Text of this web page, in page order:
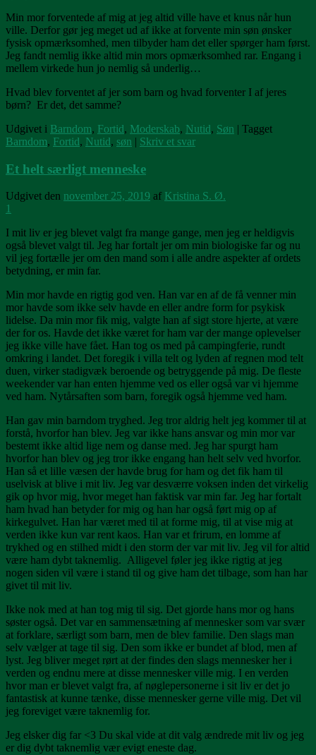
Min mor forventede af mig at jeg altid ville have et knus når hun
ville. Derfor gør jeg meget ud af ikke at forvente min søn ønsker
fysisk opmærksomhed, men tilbyder ham det eller spørger ham først.
Jeg fandt nemlig ikke altid min mors opmærksomhed rar. Engang i
mellem virkede hun jo nemlig så underlig…
Hvad blev forventet af jer som barn og hvad forventer I af jeres
børn? Er det, det samme?
Udgivet i Barndom, Fortid, Moderskab, Nutid, Søn | Tagget
Barndom, Fortid, Nutid, søn | Skriv et svar
Et helt særligt menneske
Udgivet den november 25, 2019 af Kristina S. Ø.
1
I mit liv er jeg blevet valgt fra mange gange, men jeg er heldigvis
også blevet valgt til. Jeg har fortalt jer om min biologiske far og nu
vil jeg fortælle jer om den mand som i alle andre aspekter af ordets
betydning, er min far.
Min mor havde en rigtig god ven. Han var en af de få venner min
mor havde som ikke selv havde en eller andre form for psykisk
lidelse. Da min mor fik mig, valgte han af sigt store hjerte, at være
der for os. Havde det ikke været for ham var der mange oplevelser
jeg ikke ville have fået. Han tog os med på campingferie, rundt
omkring i landet. Det foregik i villa telt og lyden af regnen mod telt
duen, virker stadigvæk beroende og betryggende på mig. De fleste
weekender var han enten hjemme ved os eller også var vi hjemme
ved ham. Nytårsaften som barn, foregik også hjemme ved ham.
Han gav min barndom tryghed. Jeg tror aldrig helt jeg kommer til at
forstå, hvorfor han blev. Jeg var ikke hans ansvar og min mor var
bestemt ikke altid lige nem og danse med. Jeg har spurgt ham
hvorfor han blev og jeg tror ikke engang han helt selv ved hvorfor.
Han så et lille væsen der havde brug for ham og det fik ham til
uselvisk at blive i mit liv. Jeg var desværre voksen inden det virkelig
gik op hvor mig, hvor meget han faktisk var min far. Jeg har fortalt
ham hvad han betyder for mig og han har også ført mig op af
kirkegulvet. Han har været med til at forme mig, til at vise mig at
verden ikke kun var rent kaos. Han var et frirum, en lomme af
trykhed og en stilhed midt i den storm der var mit liv. Jeg vil for altid
være ham dybt taknemlig. Alligevel føler jeg ikke rigtig at jeg
nogen siden vil være i stand til og give ham det tilbage, som han har
givet til mit liv.
Ikke nok med at han tog mig til sig. Det gjorde hans mor og hans
søster også. Det var en sammensætning af mennesker som var svær
at forklare, særligt som barn, men de blev familie. Den slags man
selv vælger at tage til sig. Den som ikke er bundet af blod, men af
lyst. Jeg bliver meget rørt at der findes den slags mennesker her i
verden og endnu mere at disse mennesker ville mig. I en verden
hvor man er blevet valgt fra, af nøglepersonerne i sit liv er det jo
fantastisk at kunne tænke, disse mennesker gerne ville mig. Det vil
jeg foreviget være taknemlig for.
Jeg elsker dig far <3 Du skal vide at dit valg ændrede mit liv og jeg
er dig dybt taknemlig vær evigt eneste dag.